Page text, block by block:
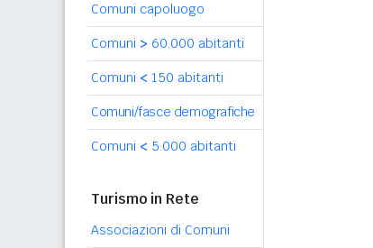
Comuni capoluogo
Comuni > 60.000 abitanti
Comuni < 150 abitanti
Comuni/fasce demografiche
Comuni < 5.000 abitanti
Turismo in Rete
Associazioni di Comuni